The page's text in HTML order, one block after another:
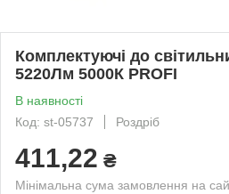
Комплектуючі до
5220Лм 5000К PROFI
В наявності
Код: st-05737
Роздріб
411,22 ₴
Мінімальна сума замовлення на